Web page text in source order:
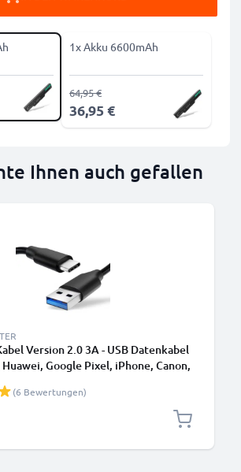
1x Akku 6600mAh
36,95 €
64,95 €
Ihnen auch gefallen
Version 2.0 3A - USB Datenkabel
Google Pixel, iPhone, Canon,
(6 Bewertungen)